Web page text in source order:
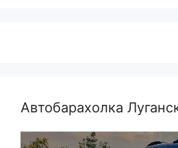
Автобарахолка